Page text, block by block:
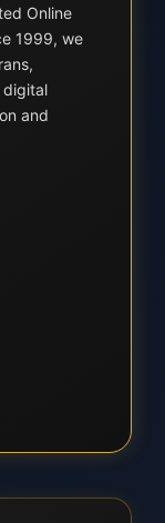
Online
1999, we
digital
and